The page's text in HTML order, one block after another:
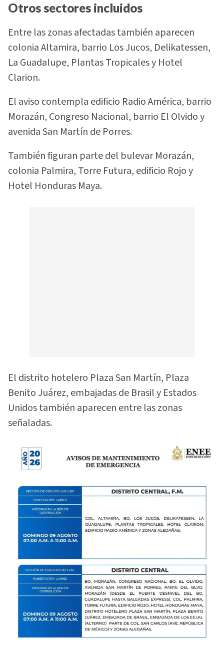
Otros sectores incluidos
Entre las zonas afectadas también aparecen
colonia Altamira, barrio Los Jucos, Delikatessen,
La Guadalupe, Plantas Tropicales y Hotel
Clarion.
El aviso contempla edificio Radio América, barrio
Morazán, Congreso Nacional, barrio El Olvido y
avenida San Martín de Porres.
También figuran parte del bulevar Morazán,
colonia Palmira, Torre Futura, edificio Rojo y
Hotel Honduras Maya.
El distrito hotelero Plaza San Martín, Plaza
Benito Juárez, embajadas de Brasil y Estados
Unidos también aparecen entre las zonas
señaladas.